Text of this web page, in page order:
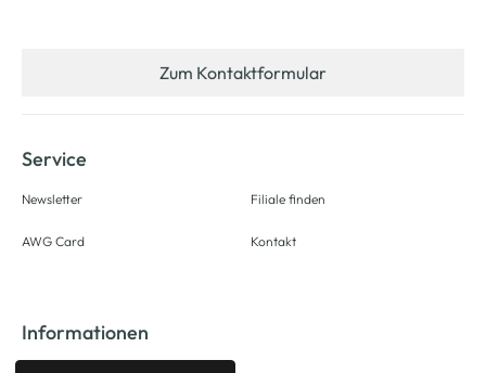
Zum Kontaktformular
Service
Newsletter
AWG Card
Filiale finden
Kontakt
Informationen